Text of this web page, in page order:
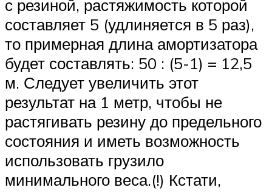
с резиной, растяжимость которой
составляет 5 (удлиняется в 5 раз),
то примерная длина амортизатора
будет составлять: 50 : (5-1) = 12,5
м. Следует увеличить этот
результат на 1 метр, чтобы не
растягивать резину до предельного
состояния и иметь возможность
использовать грузило
минимального веса.(!) Кстати,